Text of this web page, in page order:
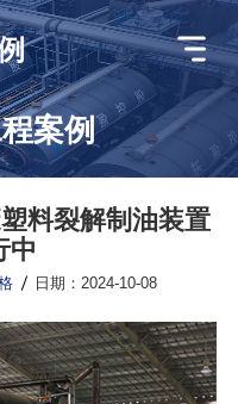
案例
料裂解制油装置
中
日期：2024-10-08